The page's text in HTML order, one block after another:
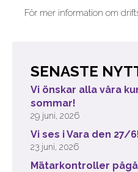
För mer information om
SENASTE
Vi önskar alla våra
sommar!
29 juni, 2026
Vi ses i Vara den 27/
23 juni, 2026
Mätarkontroller